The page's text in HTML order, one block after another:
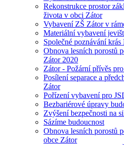
Rekonstrukce prostor
života v obci Zátor
Vybavení ZŠ Zátor v
Materiální vybavení
Společné poznávání
Obnova lesních porostů
Zátor 2020
Zátor - Požární přívěs
Posílení separace a
Zátor
Pořízení vybavení pro
Bezbariérové úpravy
Zvýšení bezpečnosti na
Sázíme budoucnost
Obnova lesních porostů
obce Zátor